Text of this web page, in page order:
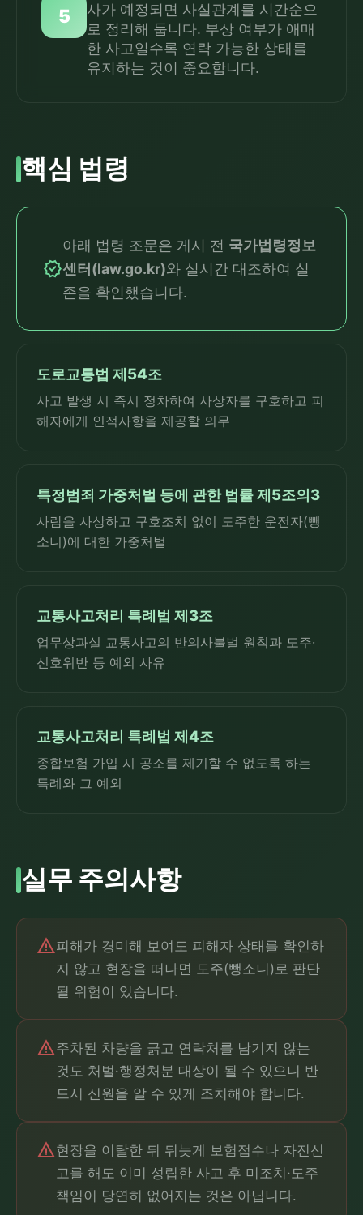
5
사가 예정되면 사실관계를 시간순으
로 정리해 둡니다. 부상 여부가 애매
한 사고일수록 연락 가능한 상태를
유지하는 것이 중요합니다.
핵심 법령
verified
아래 법령 조문은 게시 전 국가법령정보
센터(law.go.kr)와 실시간 대조하여 실
존을 확인했습니다.
도로교통법 제54조
사고 발생 시 즉시 정차하여 사상자를 구호하고 피
해자에게 인적사항을 제공할 의무
특정범죄 가중처벌 등에 관한 법률 제5조의3
사람을 사상하고 구호조치 없이 도주한 운전자(뺑
소니)에 대한 가중처벌
교통사고처리 특례법 제3조
업무상과실 교통사고의 반의사불벌 원칙과 도주·
신호위반 등 예외 사유
교통사고처리 특례법 제4조
종합보험 가입 시 공소를 제기할 수 없도록 하는
특례와 그 예외
실무 주의사항
warning피해가 경미해 보여도 피해자 상태를 확인하
지 않고 현장을 떠나면 도주(뺑소니)로 판단
될 위험이 있습니다.
warning주차된 차량을 긁고 연락처를 남기지 않는
것도 처벌·행정처분 대상이 될 수 있으니 반
드시 신원을 알 수 있게 조치해야 합니다.
warning현장을 이탈한 뒤 뒤늦게 보험접수나 자진신
고를 해도 이미 성립한 사고 후 미조치·도주
책임이 당연히 없어지는 것은 아닙니다.